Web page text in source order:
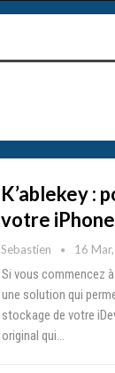
K’ablekey :
votre iPhone
Sebastien 16
Si vous commencez
une solution qui
stockage de votre
original qui…